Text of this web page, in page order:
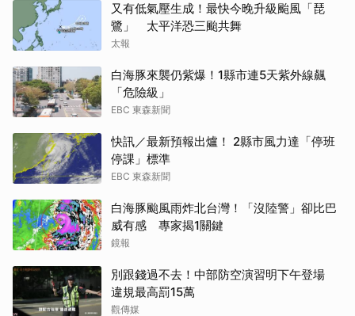
又有低氣壓生成！最快今晚升級颱風「琵
鷺」 太平洋恐三颱共舞
太報
白海豚來襲仍紫爆！1縣市連5天紫外線飆
「危險級」
EBC 東森新聞
快訊／最新預報出爐！ 2縣市風力達「停班
停課」標準
EBC 東森新聞
白海豚颱風雨炸北台灣！「沒陸警」卻比巴
威有感 專家揭1關鍵
鏡報
別跟錢過不去！中部防空演習明下午登場
違規最高罰15萬
觀傳媒